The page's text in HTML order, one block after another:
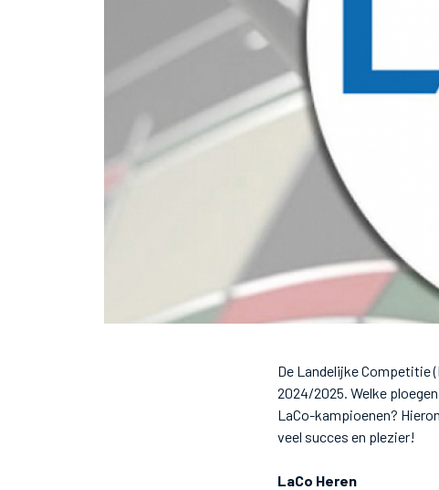
De Landelijke Competitie
2024/2025. Welke
LaCo-kampioenen?
veel succes en plezier!
LaCo Heren